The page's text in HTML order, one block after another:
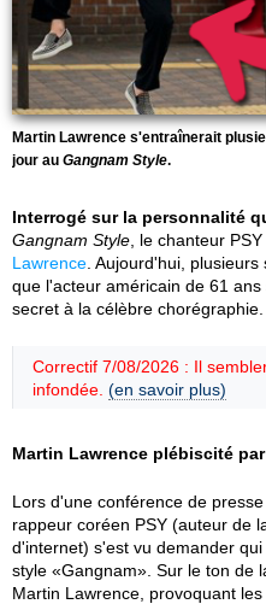
Martin Lawrence s'entraînerait
jour au Gangnam Style.
Interrogé sur la personnalité
Gangnam Style , le chanteur
Lawrence . Aujourd'hui,
que l'acteur américain de 61
secret à la célèbre chorégraphie.
Correctif 7/08/2026 : Il
infondée. (en savoir plus)
Martin Lawrence plébiscité par
Lors d'une conférence de presse
rappeur coréen PSY (auteur de
d'internet) s'est vu demander
style «Gangnam». Sur le ton de
Martin Lawrence, provoquant